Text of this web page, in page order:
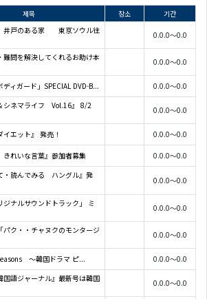
제목 장소
기간
井戸のある家 東京ソウル往
0.0.0～0.0
難問を解決してくれるお助け本
0.0.0～0.0
ィガード」SPECIAL DVD-B...
0.0.0～0.0
シネマライフ Vol.16』 8/2
0.0.0～0.0
イエット』 発売！ 0.0.0～0.0
きれいな言葉』参加者募集
0.0.0～0.0
・読んでみる ハングル』発
0.0.0～0.0
ジナルサウンドトラック」 ミ
0.0.0～0.0
パク・・チャヌクのモンタージ
0.0.0～0.0
～韓国ドラマ ピ...
0.0.0～0.0
語ジャーナル』最新号は韓国
0.0.0～0.0